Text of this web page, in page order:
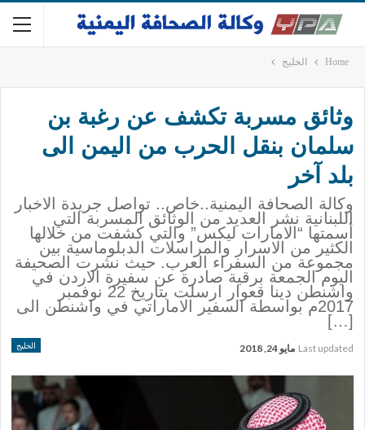
Home الخليج
وثائق مسربة تكشف عن رغبة بن
سلمان بنقل الحرب من اليمن الى
بلد آخر
وكالة الصحافة اليمنية..خاص.. تواصل جريدة الاخبار
اللبنانية نشر العديد من الوثائق المسربة التي
أسمتها “الامارات ليكس” والتي كشفت من خلالها
الكثير من الاسرار والمراسلات الدبلوماسية بين
مجموعة من السفراء العرب. حيث نشرت الصحيفة
اليوم الجمعة برقية صادرة عن سفيرة الاردن في
واشنطن دينا قعوار ارسلت بتاريخ 22 نوفمبر
2017م بواسطة السفير الاماراتي في واشنطن الى
[…]
الخليج Last updated مايو 24, 2018